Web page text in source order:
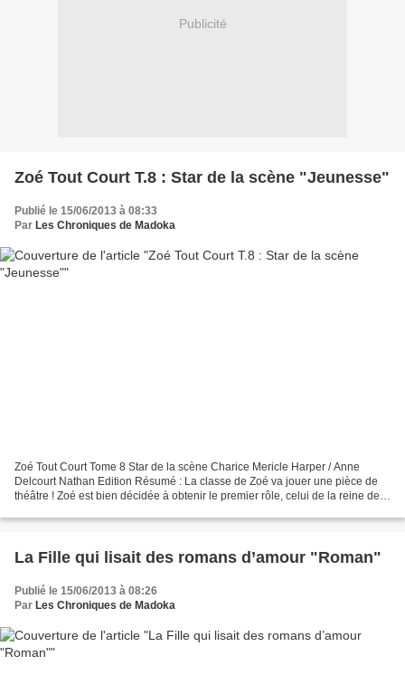
Publicité
Zoé Tout Court T.8 : Star de la scène "Jeunesse"
Publié le 15/06/2013 à 08:33
Par Les Chroniques de Madoka
Zoé Tout Court Tome 8 Star de la scène Charice Mericle Harper / Anne
Delcourt Nathan Edition Résumé : La classe de Zoé va jouer une pièce de
théâtre ! Zoé est bien décidée à obtenir le premier rôle, celui de la reine des
La Fille qui lisait des romans d’amour "Roman"
Publié le 15/06/2013 à 08:26
Par Les Chroniques de Madoka